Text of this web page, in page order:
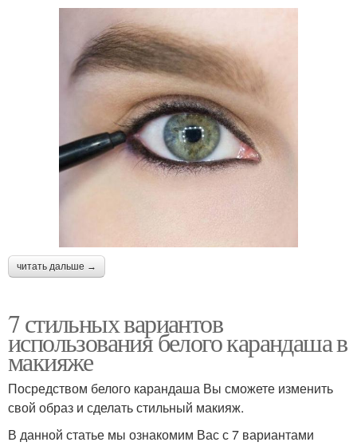
читать дальше →
7 стильных вариантов
использования белого карандаша в
макияже
Посредством белого карандаша Вы сможете изменить
свой образ и сделать стильный макияж.
В данной статье мы ознакомим Вас с 7 вариантами